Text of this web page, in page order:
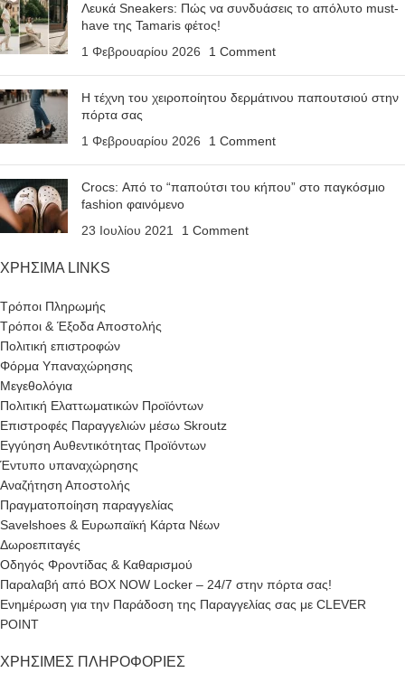
Λευκά Sneakers: Πώς να συνδυάσεις το απόλυτο must-
have της Tamaris φέτος!
1 Φεβρουαρίου 2026
1 Comment
Η τέχνη του χειροποίητου δερμάτινου παπουτσιού στην
πόρτα σας
1 Φεβρουαρίου 2026
1 Comment
Crocs: Από το “παπούτσι του κήπου” στο παγκόσμιο
fashion φαινόμενο
23 Ιουλίου 2021
1 Comment
ΧΡΗΣΙΜΑ LINKS
Τρόποι Πληρωμής
Τρόποι & Έξοδα Αποστολής
Πολιτική επιστροφών
Φόρμα Υπαναχώρησης
Μεγεθολόγια
Πολιτική Ελαττωματικών Προϊόντων
Επιστροφές Παραγγελιών μέσω Skroutz
Εγγύηση Αυθεντικότητας Προϊόντων
Έντυπο υπαναχώρησης
Αναζήτηση Αποστολής
Πραγματοποίηση παραγγελίας
Savelshoes & Ευρωπαϊκή Κάρτα Νέων
Δωροεπιταγές
Οδηγός Φροντίδας & Καθαρισμού
Παραλαβή από BOX NOW Locker – 24/7 στην πόρτα σας!
Ενημέρωση για την Παράδοση της Παραγγελίας σας με CLEVER
POINT
ΧΡΉΣΙΜΕΣ ΠΛΗΡΟΦΟΡΊΕΣ